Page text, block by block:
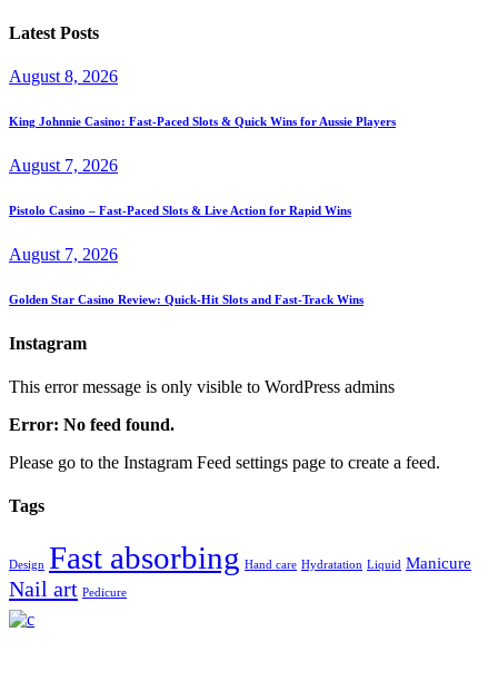
Latest Posts
August 8, 2026
King Johnnie Casino: Fast‑Paced Slots & Quick Wins for Aussie Players
August 7, 2026
Pistolo Casino – Fast‑Paced Slots & Live Action for Rapid Wins
August 7, 2026
Golden Star Casino Review: Quick‑Hit Slots and Fast‑Track Wins
Instagram
This error message is only visible to WordPress admins
Error: No feed found.
Please go to the Instagram Feed settings page to create a feed.
Tags
Design Fast absorbing Hand care Hydratation Liquid Manicure
Nail art Pedicure